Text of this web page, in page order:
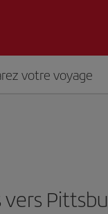
votre voyage
vers